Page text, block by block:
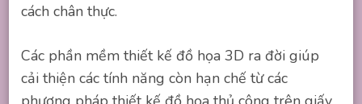
cách chân thực.
Các phần mềm thiết kế đồ họa 3D ra đời giúp
cải thiện các tính năng còn hạn chế từ các